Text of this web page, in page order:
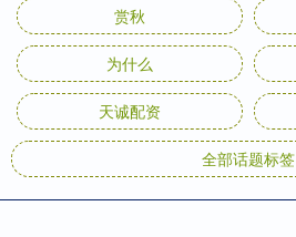
赏秋
为什么
天诚配资
全部话题标签